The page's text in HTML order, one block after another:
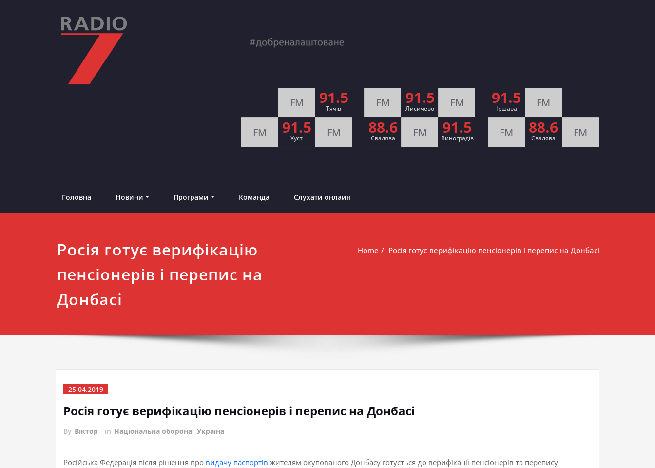
FM 91.5
Тячів
FM 91.5
Хуст FM
FM 91.5
Лисичево FM
88.6
Свалява FM 91.5
Виноградів
91.5
Іршава FM
FM 88.6
Cвалява FM
Головна Новини Програми Команда Слухати онлайн
Росія готує верифікацію
пенсіонерів і перепис на
Донбасі
Home Росія готує верифікацію пенсіонерів і перепис на Донбасі
25.04.2019
Росія готує верифікацію пенсіонерів і перепис на Донбасі
By Віктор in Національна оборона, Україна
Російська Федерація після рішення про видачу паспортів жителям окупованого Донбасу готується до верифікації пенсіонерів та перепису